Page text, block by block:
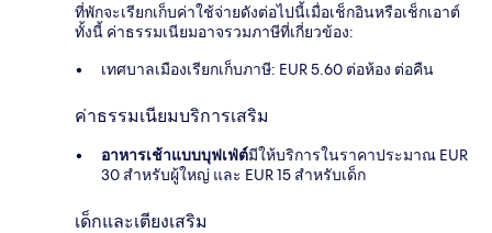
ที่พักจะเรียกเก็บค่าใช้จ่ายดังต่อไปนี้เมื่อเช็กอินหรือเช็กเอาต์
ทั้งนี้ ค่าธรรมเนียมอาจรวมภาษีที่เกี่ยวข้อง:
เทศบาลเมืองเรียกเก็บภาษี: EUR 5.60 ต่อห้อง ต่อคืน
ค่าธรรมเนียมบริการเสริม
อาหารเช้าแบบบุฟเฟ่ต์มีให้บริการในราคาประมาณ EUR
30 สำหรับผู้ใหญ่ และ EUR 15 สำหรับเด็ก
เด็กและเตียงเสริม